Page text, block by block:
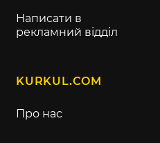
Написати в
рекламний відділ
KURKUL.COM
Про нас